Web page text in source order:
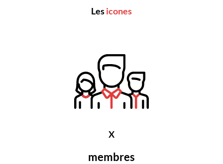
Lesicones
X
membres